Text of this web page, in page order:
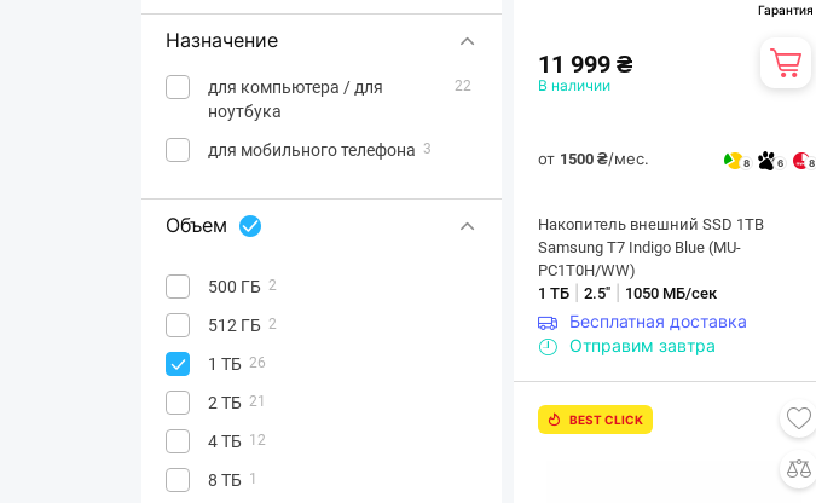
Назначение
для компьютера / для
ноутбука
22
для мобильного телефона 3
Объем
500 ГБ 2
512 ГБ 2
1 ТБ 26
2 ТБ 21
4 ТБ 12
8 ТБ 1
Гарантия
11 999 ₴
В наличии
от 1500 ₴/мес. 8 6 8
Накопитель внешний SSD 1TB
Samsung T7 Indigo Blue (MU-
PC1T0H/WW)
1 ТБ
2.5" 1050 МБ/сек
Бесплатная доставка
Отправим завтра
BEST CLICK